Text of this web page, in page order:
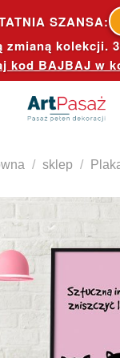
SZANSA:
zmianą kolekcji.
kod BAJBAJ w
/ sklep /